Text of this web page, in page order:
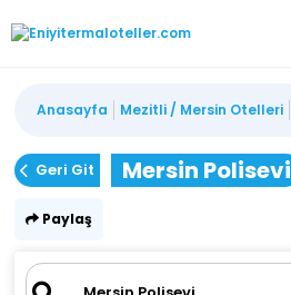
Anasayfa Mezitli / Mersin Otelleri
Geri Git Mersin Polisevi
Paylaş